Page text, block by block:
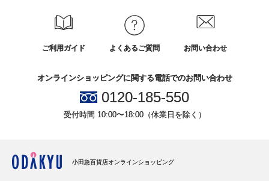
ご利用ガイド よくあるご質問 お問い合わせ
オンラインショッピングに関する電話でのお問い合わせ
0120-185-550
受付時間 10:00〜18:00（休業日を除く）
小田急百貨店オンラインショッピング